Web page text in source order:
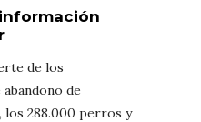
de los
de
los 288.000 perros y